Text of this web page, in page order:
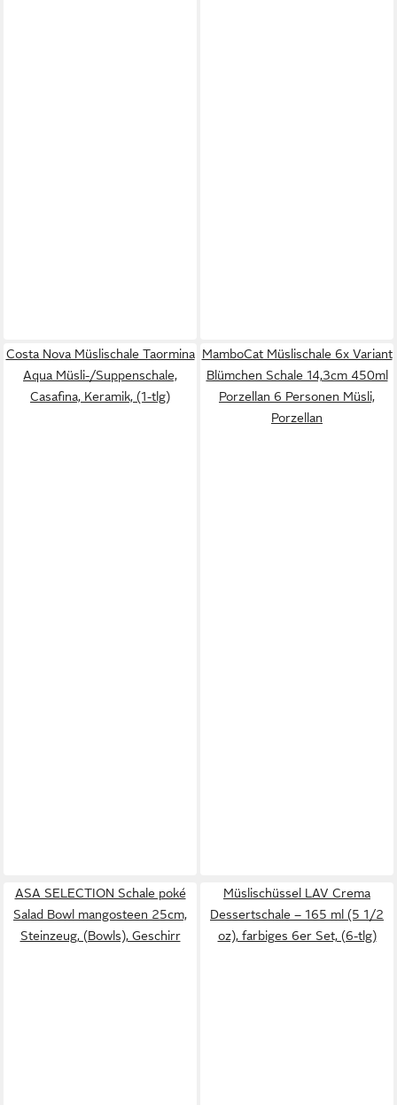
Costa Nova Müslischale Taormina
Aqua Müsli-/Suppenschale,
Casafina, Keramik, (1-tlg)
MamboCat Müslischale 6x Variant
Blümchen Schale 14,3cm 450ml
Porzellan 6 Personen Müsli,
Porzellan
ASA SELECTION Schale poké
Salad Bowl mangosteen 25cm,
Steinzeug, (Bowls), Geschirr
Müslischüssel LAV Crema
Dessertschale – 165 ml (5 1/2
oz), farbiges 6er Set, (6-tlg)